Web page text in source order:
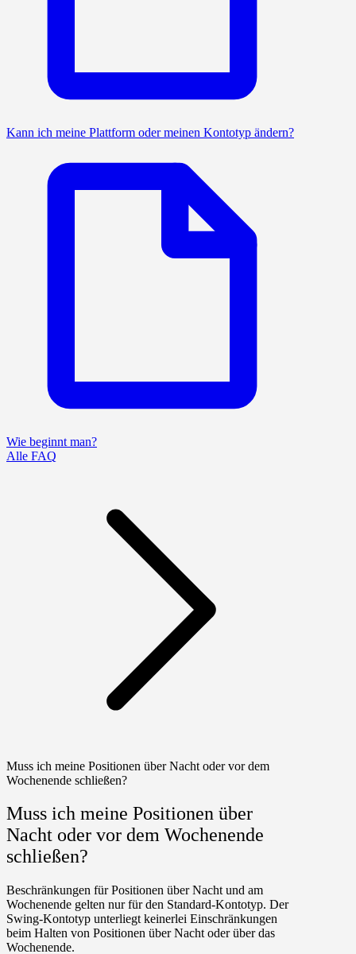
Kann ich meine Plattform oder meinen Kontotyp ändern?
Wie beginnt man?
Alle FAQ
Muss ich meine Positionen über Nacht oder vor dem
Wochenende schließen?
Muss ich meine Positionen über
Nacht oder vor dem Wochenende
schließen?
Beschränkungen für Positionen über Nacht und am
Wochenende gelten nur für den Standard-Kontotyp. Der
Swing-Kontotyp unterliegt keinerlei Einschränkungen
beim Halten von Positionen über Nacht oder über das
Wochenende.